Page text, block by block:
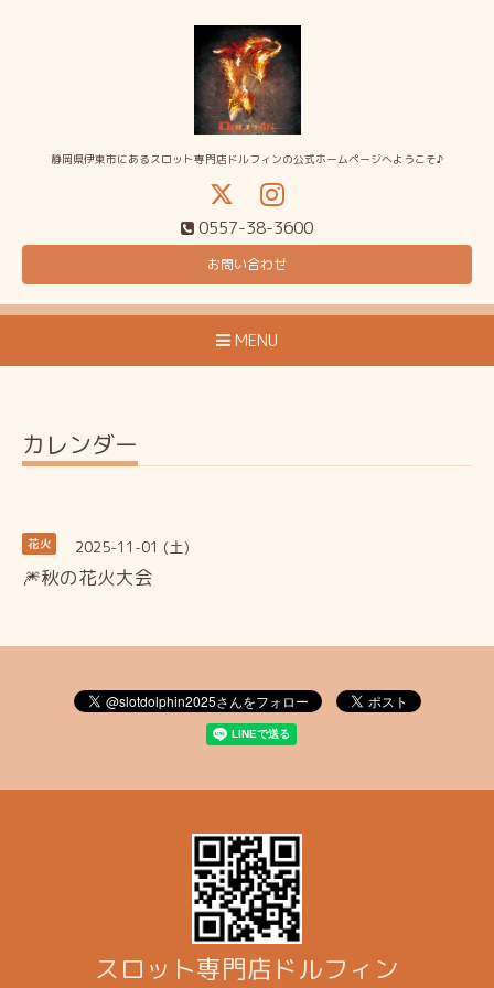
静岡県伊東市にあるスロット専門店ドルフィンの公式ホームページへようこそ♪
0557-38-3600
お問い合わせ
MENU
カレンダー
花火 2025-11-01 (土)
🎆秋の花火大会
スロット専門店ドルフィン